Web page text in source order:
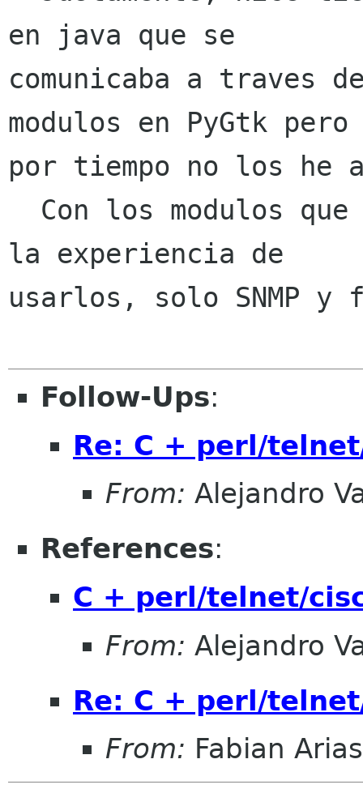
en java que se
comunicaba a traves
modulos en PyGtk pero
por tiempo no los he
la experiencia de
usarlos, solo SNMP y
Follow-Ups:
Re: C + perl/
From: Alejandro
References:
C + perl/telnet/
From: Alejandro
Re: C + perl/
From: Fabian Arias